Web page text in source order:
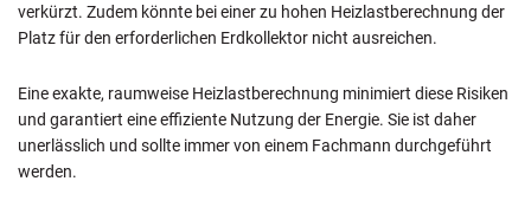
verkürzt. Zudem könnte bei einer zu hohen Heizlastberechnung der
Platz für den erforderlichen Erdkollektor nicht ausreichen.
Eine exakte, raumweise Heizlastberechnung minimiert diese Risiken
und garantiert eine effiziente Nutzung der Energie. Sie ist daher
unerlässlich und sollte immer von einem Fachmann durchgeführt
werden.